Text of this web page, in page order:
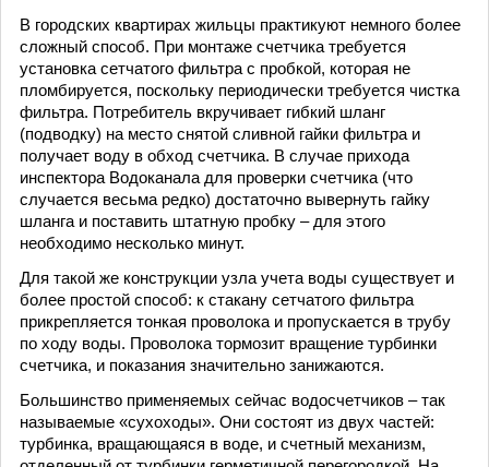
В городских квартирах жильцы практикуют немного более
сложный способ. При монтаже счетчика требуется
установка сетчатого фильтра с пробкой, которая не
пломбируется, поскольку периодически требуется чистка
фильтра. Потребитель вкручивает гибкий шланг
(подводку) на место снятой сливной гайки фильтра и
получает воду в обход счетчика. В случае прихода
инспектора Водоканала для проверки счетчика (что
случается весьма редко) достаточно вывернуть гайку
шланга и поставить штатную пробку – для этого
необходимо несколько минут.
Для такой же конструкции узла учета воды существует и
более простой способ: к стакану сетчатого фильтра
прикрепляется тонкая проволока и пропускается в трубу
по ходу воды. Проволока тормозит вращение турбинки
счетчика, и показания значительно занижаются.
Большинство применяемых сейчас водосчетчиков – так
называемые «сухоходы». Они состоят из двух частей:
турбинка, вращающаяся в воде, и счетный механизм,